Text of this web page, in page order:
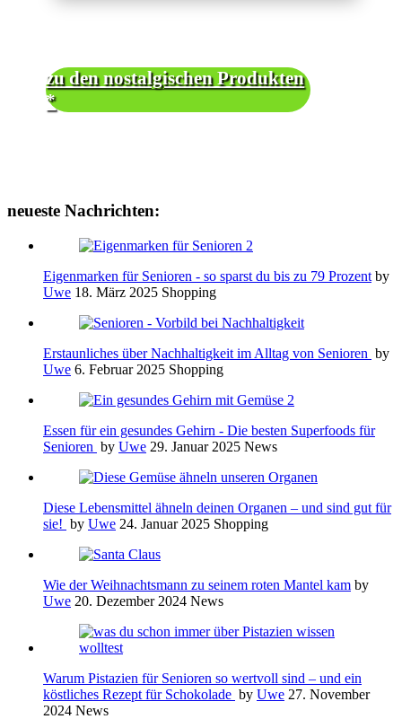
zu den nostalgischen Produkten
*
neueste Nachrichten:
Eigenmarken für Senioren - so sparst du bis zu 79 Prozent by
Uwe 18. März 2025 Shopping
Erstaunliches über Nachhaltigkeit im Alltag von Senioren by
Uwe 6. Februar 2025 Shopping
Essen für ein gesundes Gehirn - Die besten Superfoods für
Senioren by Uwe 29. Januar 2025 News
Diese Lebensmittel ähneln deinen Organen – und sind gut für
sie! by Uwe 24. Januar 2025 Shopping
Wie der Weihnachtsmann zu seinem roten Mantel kam by
Uwe 20. Dezember 2024 News
Warum Pistazien für Senioren so wertvoll sind – und ein
köstliches Rezept für Schokolade by Uwe 27. November
2024 News